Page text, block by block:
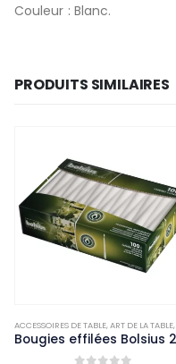
Couleur : Blanc.
PRODUITS SIMILAIRES
,NON-PALETTISABLE
ACCESSOIRES DE TABLE,ART DE LA TABLE,